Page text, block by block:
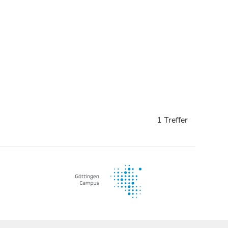
1 Treffer